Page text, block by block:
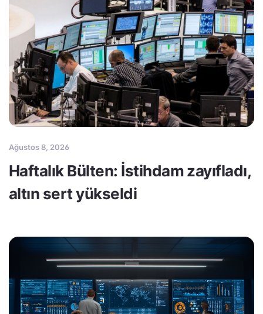
Ağustos 8, 2026
Haftalık Bülten: İstihdam zayıfladı,
altın sert yükseldi